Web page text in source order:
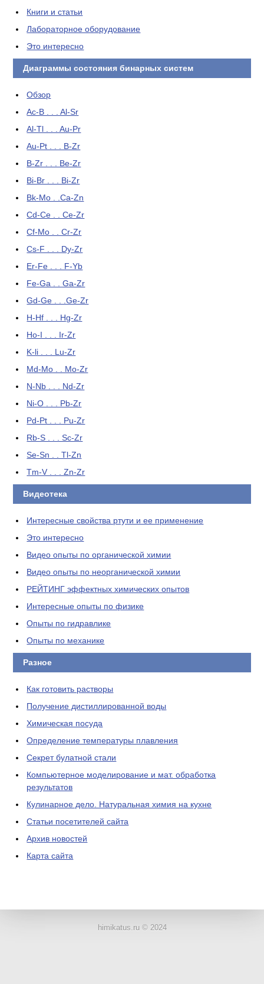
Книги и статьи
Лабораторное оборудование
Это интересно
Диаграммы состояния бинарных систем
Обзор
Ac-B . . . Al-Sr
Al-Tl . . . Au-Pr
Au-Pt . . . B-Zr
B-Zr . . . Be-Zr
Bi-Br . . . Bi-Zr
Bk-Mo . .Ca-Zn
Cd-Ce . . Ce-Zr
Cf-Mo . . Cr-Zr
Cs-F . . . Dy-Zr
Er-Fe . . . F-Yb
Fe-Ga . . Ga-Zr
Gd-Ge . . .Ge-Zr
H-Hf . . . Hg-Zr
Ho-I . . . Ir-Zr
K-li . . . Lu-Zr
Md-Mo . . Mo-Zr
N-Nb . . . Nd-Zr
Ni-O . . . Pb-Zr
Pd-Pt . . . Pu-Zr
Rb-S . . . Sc-Zr
Se-Sn . . Tl-Zn
Tm-V . . . Zn-Zr
Видеотека
Интересные свойства ртути и ее применение
Это интересно
Видео опыты по органической химии
Видео опыты по неорганической химии
РЕЙТИНГ эффектных химических опытов
Интересные опыты по физике
Опыты по гидравлике
Опыты по механике
Разное
Как готовить растворы
Получение дистиллированной воды
Химическая посуда
Определение температуры плавления
Секрет булатной стали
Компьютерное моделирование и мат. обработка
результатов
Кулинарное дело. Натуральная химия на кухне
Статьи посетителей сайта
Архив новостей
Карта сайта
himikatus.ru © 2024